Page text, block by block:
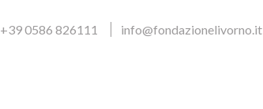
+39 0586 826111 info@fondazionelivorno.it